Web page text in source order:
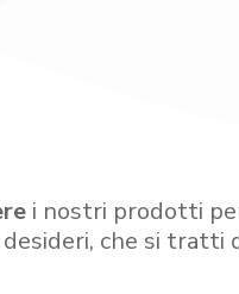
i nostri prodotti
che si tratti